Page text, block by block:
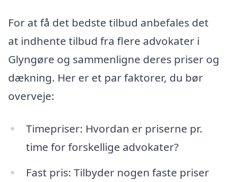
For at få det bedste tilbud anbefales det
at indhente tilbud fra flere advokater i
Glyngøre og sammenligne deres priser og
dækning. Her er et par faktorer, du bør
overveje:
Timepriser: Hvordan er priserne pr.
time for forskellige advokater?
Fast pris: Tilbyder nogen faste priser